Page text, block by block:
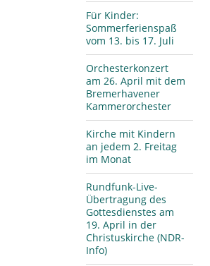
Für Kinder:
Sommerferienspaß
vom 13. bis 17. Juli
Orchesterkonzert
am 26. April mit dem
Bremerhavener
Kammerorchester
Kirche mit Kindern
an jedem 2. Freitag
im Monat
Rundfunk-Live-
Übertragung des
Gottesdienstes am
19. April in der
Christuskirche (NDR-
Info)